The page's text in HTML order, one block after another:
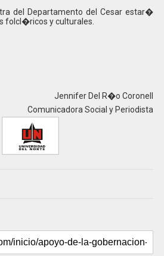
del Departamento del Cesar estar�
folcl�ricos y culturales.
Jennifer Del R�o Coronell
Comunicadora Social y Periodista